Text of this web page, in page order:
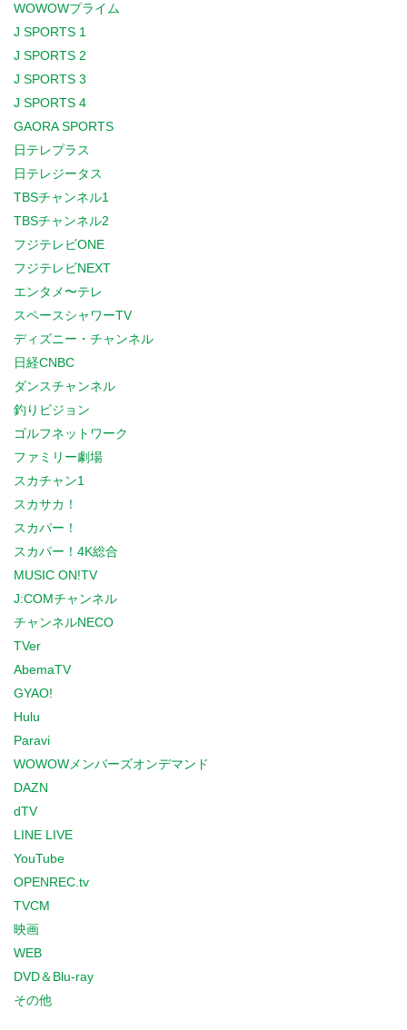
WOWOWプライム
J SPORTS 1
J SPORTS 2
J SPORTS 3
J SPORTS 4
GAORA SPORTS
日テレプラス
日テレジータス
TBSチャンネル1
TBSチャンネル2
フジテレビONE
フジテレビNEXT
エンタメ〜テレ
スペースシャワーTV
ディズニー・チャンネル
日経CNBC
ダンスチャンネル
釣りビジョン
ゴルフネットワーク
ファミリー劇場
スカチャン1
スカサカ！
スカパー！
スカパー！4K総合
MUSIC ON!TV
J:COMチャンネル
チャンネルNECO
TVer
AbemaTV
GYAO!
Hulu
Paravi
WOWOWメンバーズオンデマンド
DAZN
dTV
LINE LIVE
YouTube
OPENREC.tv
TVCM
映画
WEB
DVD＆Blu-ray
その他